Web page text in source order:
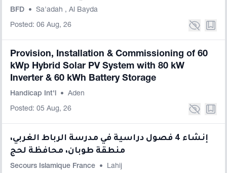
BFD • Sa'adah , Al Bayda
Posted: 06 Aug, 26
Provision, Installation & Commissioning of 60
kWp Hybrid Solar PV System with 80 kW
Inverter & 60 kWh Battery Storage
Handicap Int'l • Aden
Posted: 05 Aug, 26
إنشاء 4 فصول دراسية في مدرسة الرباط الغربي،
منطقة طوبان، محافظة لحج
Secours Islamique France • Lahij